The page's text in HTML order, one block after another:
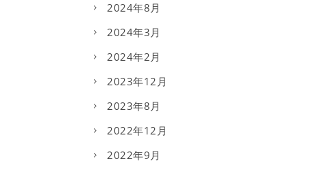
2024年8月
2024年3月
2024年2月
2023年12月
2023年8月
2022年12月
2022年9月